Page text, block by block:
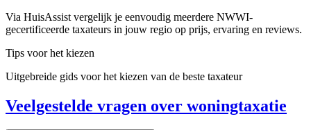
Via HuisAssist vergelijk je eenvoudig meerdere NWWI-
gecertificeerde taxateurs in jouw regio op prijs, ervaring en reviews.
Tips voor het kiezen
Uitgebreide gids voor het kiezen van de beste taxateur
Veelgestelde vragen over woningtaxatie